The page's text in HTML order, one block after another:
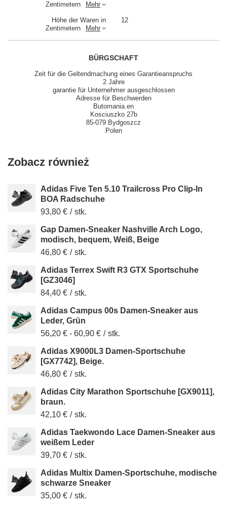
Zentimetern
Mehr
Höhe der Waren in
Zentimetern
Mehr
12
BÜRGSCHAFT
Zeit für die Geltendmachung eines Garantieanspruchs
2 Jahre
garantie für Unternehmer ausgeschlossen
Adresse für Beschwerden
Butomania.en
Kosciuszko 27b
85-079 Bydgoszcz
Polen
Zobacz również
Adidas Five Ten 5.10 Trailcross Pro Clip-In
BOA Radschuhe
93,80 € / stk.
Gap Damen-Sneaker Nashville Arch Logo,
modisch, bequem, Weiß, Beige
46,80 € / stk.
Adidas Terrex Swift R3 GTX Sportschuhe
[GZ3046]
84,40 € / stk.
Adidas Campus 00s Damen-Sneaker aus
Leder, Grün
56,20 € - 60,90 € / stk.
Adidas X9000L3 Damen-Sportschuhe
[GX7742], Beige.
46,80 € / stk.
Adidas City Marathon Sportschuhe [GX9011],
braun.
42,10 € / stk.
Adidas Taekwondo Lace Damen-Sneaker aus
weißem Leder
39,70 € / stk.
Adidas Multix Damen-Sportschuhe, modische
schwarze Sneaker
35,00 € / stk.